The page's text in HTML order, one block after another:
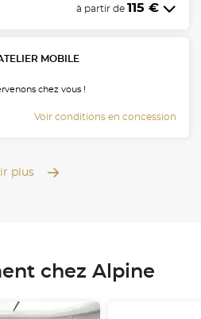
à partir de 115 €
MOBILE
chez vous !
Voir conditions en concession
plus
chez Alpine